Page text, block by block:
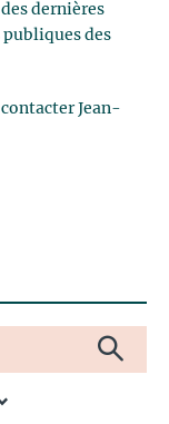
dernières
des
Jean-